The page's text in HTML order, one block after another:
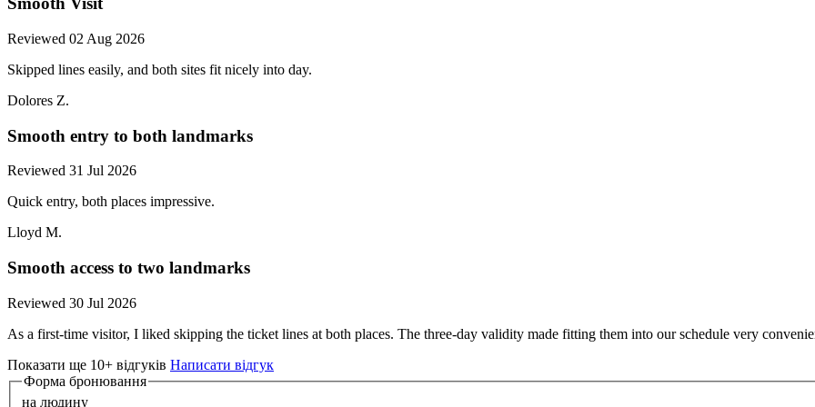
Reviewed 02 Aug 2026
Skipped lines easily, and both sites fit nicely into day.
Dolores Z.
Smooth entry to both landmarks
Reviewed 31 Jul 2026
Quick entry, both places impressive.
Lloyd M.
Smooth access to two landmarks
Reviewed 30 Jul 2026
As a first-time visitor, I liked skipping the ticket lines at both places. The three-day validity made fitting them into our schedule very
Показати ще 10+ відгуків Написати відгук
Форма бронювання
на людину